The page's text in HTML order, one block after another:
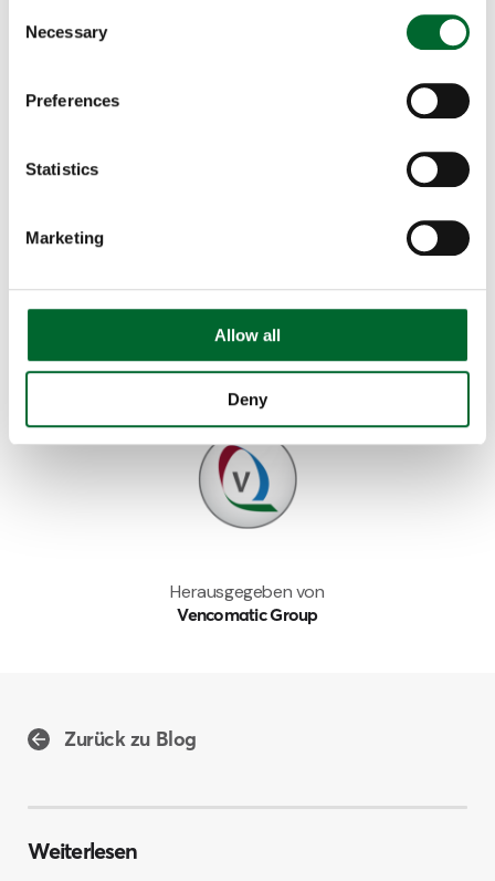
Selection
Necessary
Preferences
Statistics
Marketing
Allow all
Deny
Herausgegeben von
Vencomatic Group
Zurück zu Blog
Weiterlesen